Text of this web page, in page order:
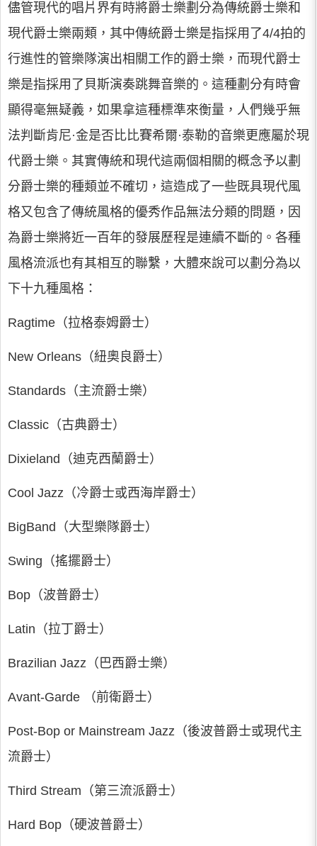
儘管現代的唱片界有時將爵士樂劃分為傳統爵士樂和
現代爵士樂兩類，其中傳統爵士樂是指採用了4/4拍的
行進性的管樂隊演出相關工作的爵士樂，而現代爵士
樂是指採用了貝斯演奏跳舞音樂的。這種劃分有時會
顯得毫無疑義，如果拿這種標準來衡量，人們幾乎無
法判斷肯尼·金是否比比賽希爾·泰勒的音樂更應屬於現
代爵士樂。其實傳統和現代這兩個相關的概念予以劃
分爵士樂的種類並不確切，這造成了一些既具現代風
格又包含了傳統風格的優秀作品無法分類的問題，因
為爵士樂將近一百年的發展歷程是連續不斷的。各種
風格流派也有其相互的聯繫，大體來說可以劃分為以
下十九種風格：
Ragtime（拉格泰姆爵士）
New Orleans（紐奧良爵士）
Standards（主流爵士樂）
Classic（古典爵士）
Dixieland（迪克西蘭爵士）
Cool Jazz（冷爵士或西海岸爵士）
BigBand（大型樂隊爵士）
Swing（搖擺爵士）
Bop（波普爵士）
Latin（拉丁爵士）
Brazilian Jazz（巴西爵士樂）
Avant-Garde （前衛爵士）
Post-Bop or Mainstream Jazz（後波普爵士或現代主
流爵士）
Third Stream（第三流派爵士）
Hard Bop（硬波普爵士）